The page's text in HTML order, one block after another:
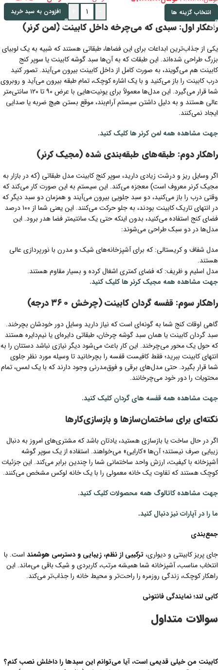
انتخاب گزینه ها افزودن به سبد خرید
راهکار اول: سبدی که می‌چرخه داخل کابینت (لمن کرنر)
یکی از جذاب‌ترین ابداعات برای این فضاها، طبقاتی هستند که شبیه به یک لوبیای
بزرگ طراحی شده‌اند. این طبقات که به آن‌ها سبد گوشه کابینت یا سوپر کنج
کابینت هم می‌گویند، به صورت کامل از داخل کابینت بیرون می‌آیند. تصور کنید
درب کابینت را باز می‌کنید و با یک اشاره کوچک، تمام طبقه بیرون می‌آید و روبروی
شما قرار می‌گیرد. این مدل‌ها معمولاً برای یونیت‌هایی با عرض ۹۰ تا ۱۲۰ سانتی‌متر
عالی هستند و به دلیل داشتن سیستم آرام‌بند، موقع بستن هیچ ضربه یا صدایی
ایجاد نمی‌کنند.
جهت مشاهده همه لمن کرنر ها کلیک کنید.
راهکار دوم: طبقه‌های طبقه‌بندی شده (مجیک کرنر)
اگر وسایل ریز و درشت زیادی دارید، سوپر کنج کابینت مدل طبقاتی (که در بازار به
مجیک کرنر معروف است) معجزه می‌کند. این سیستم به این صورت کار می‌کند که
وقتی درب را باز می‌کنید، دو سبد جلویی بیرون می‌آیند و همزمان دو سبد دیگر که
در انتهای تاریک کابینت بودند، به جلو حرکت می‌کنند. این یعنی شما از ۱۰۰ درصد
فضای کنج استفاده می‌کنید، بدون اینکه حتی یک سانتیمتر فضا هدر برود. این
مدل‌ها در دو سبک طراحی می‌شوند:
مدل شفاف و کریستالی: که برای آشپزخانه‌های شیک و مدرن با نورپردازی عالی
هستند.
مدل اسلیم و ظریف: که فضای کمتری اشغال کرده و بسیار مقاوم هستند.
جهت مشاهده همه مجیک کرنر ها کلیک کنید.
راهکار سوم: قفسه گردان کابینت (چرخش ۳۶۰ درجه)
گاهی اوقات کنج شما به گونه‌ای است که نیاز دارید وسایل دور خودشان بچرخند.
سبد گردان کابینت یا همان سبد گوشه چرخان، طبقاتی دایره‌ای یا نیم‌دایره هستند
که حول یک محور می‌چرخند. این کار باعث می‌شود دیگر نیازی نباشد دستتان را به
انتهای کابینت ببرید؛ فقط کافیست قفسه را بچرخانید تا وسیله مورد نظر جلوی
شما قرار بگیرد. حتی مدل‌های برقی و فوق‌مدرنی وجود دارند که با یک لمس، تمام
محتویات را دور خود می‌چرخانند.
جهت مشاهده همه قفسه های گردان کلیک کنید.
نکته‌ای برای ساختمان‌سازها و بازسازی‌کارها
اگر در حال ساخت یا بازسازی هستید، یادتان باشد که مشتری‌های امروز به دنبال
زیبایی صرف نیستند؛ آن‌ها «کارایی» می‌خواهند. استفاده از یک سوپر گوشه
آشپزخانه با کیفیت، ارزش واحد ساختمانی شما را چندین برابر می‌کند. این جزئیات
کوچک هستند که تفاوت یک خانه معمولی را با یک خانه لوکس مشخص می‌کنند.
جهت مشاهده کاتالوگ همه محصولات کلیک کنید.
ما را در آپارات نیز دنبال کنید.
جمع‌بندی
جای پریز کابینتی و دیواری، ترکیبی از نظم، زیبایی و دسترسی هوشمند است. با
انتخاب مناسب، آشپزخانه شما همیشه مرتب، کاربردی و شیک باقی می‌ماند. این
راهکار کوچک، زندگی روزمره را راحت‌تر و محیط خانه را جذاب‌تر می‌کند.
کابی لند؛ نمایندگی فانتونی
سوالات متداول
کابینت من خیلی قدیمی است، آیا می‌توانم این سبدها را داخلش نصب کنم؟